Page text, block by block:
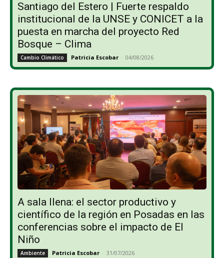
Santiago del Estero | Fuerte respaldo
institucional de la UNSE y CONICET a la
puesta en marcha del proyecto Red
Bosque – Clima
Cambio Climático Patricia Escobar - 04/08/2026
A sala llena: el sector productivo y
científico de la región en Posadas en las
conferencias sobre el impacto de El
Niño
Ambiente Patricia Escobar - 31/07/2026